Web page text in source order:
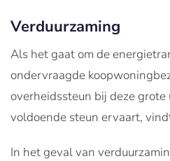
Verduurzaming
Als het gaat om de
ondervraagde
overheidssteun bij deze
voldoende steun ervaart,
In het geval van